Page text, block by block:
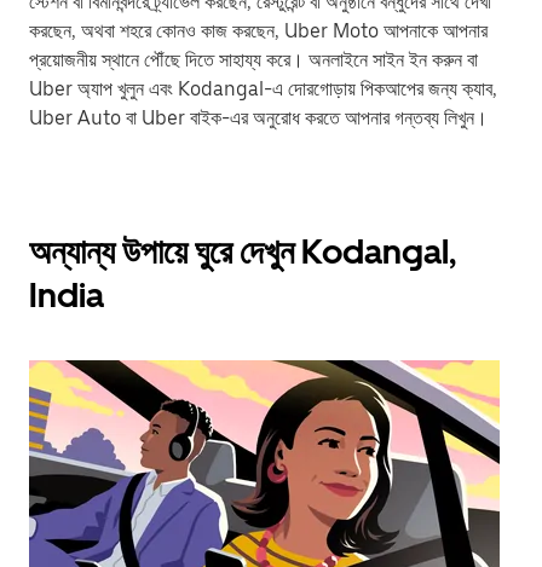
করছেন, অথবা শহরে কোনও কাজ করছেন, Uber Moto আপনাকে আপনার
প্রয়োজনীয় স্থানে পৌঁছে দিতে সাহায্য করে। অনলাইনে সাইন ইন করুন বা
Uber অ্যাপ খুলুন এবং Kodangal-এ দোরগোড়ায় পিকআপের জন্য ক্যাব,
Uber Auto বা Uber বাইক-এর অনুরোধ করতে আপনার গন্তব্য লিখুন।
অন্যান্য উপায়ে ঘুরে দেখুন Kodangal,
India